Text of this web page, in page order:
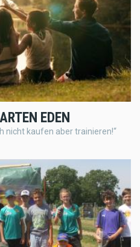
EDEN
nicht kaufen aber trainieren!“